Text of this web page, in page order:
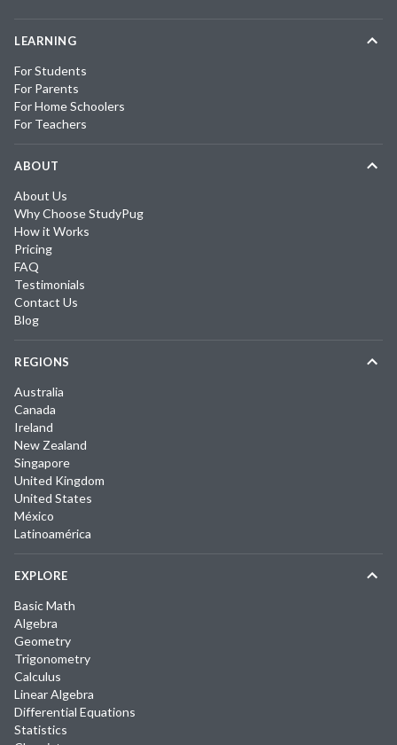
LEARNING
For Students
For Parents
For Home Schoolers
For Teachers
ABOUT
About Us
Why Choose StudyPug
How it Works
Pricing
FAQ
Testimonials
Contact Us
Blog
REGIONS
Australia
Canada
Ireland
New Zealand
Singapore
United Kingdom
United States
México
Latinoamérica
EXPLORE
Basic Math
Algebra
Geometry
Trigonometry
Calculus
Linear Algebra
Differential Equations
Statistics